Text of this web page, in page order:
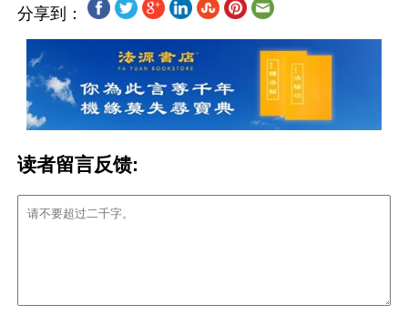
分享到：
读者留言反馈: